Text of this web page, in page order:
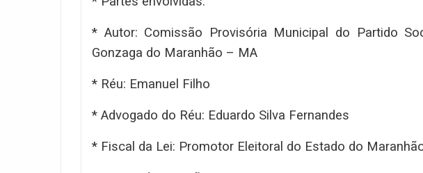
* Autor: Comissão Provisória Municipal do Partido
Gonzaga do Maranhão – MA
* Réu: Emanuel Filho
* Advogado do Réu: Eduardo Silva Fernandes
* Fiscal da Lei: Promotor Eleitoral do Estado do